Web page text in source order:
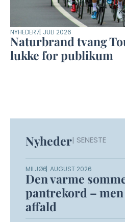
NYHEDER7. JULI 2026
Naturbrand tvang
lukke for publikum
Nyheder| SENESTE
MILJØ6. AUGUST 2026
Den varme
pantrekord – men
affald